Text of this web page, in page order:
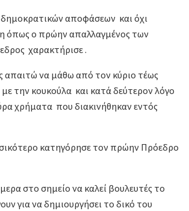
αποφάσεων και όχι
όπως ο πρώην απαλλαγμένος των
χαρακτήρισε .
απαιτώ να μάθω από τον κύριο τέως
με την κουκούλα και κατά δεύτερον λόγο
χρήματα που διακινήθηκαν εντός
κατηγόρησε τον πρώην Πρόεδρο
στο σημείο να καλεί βουλευτές το
για να δημιουργήσει το δικό του